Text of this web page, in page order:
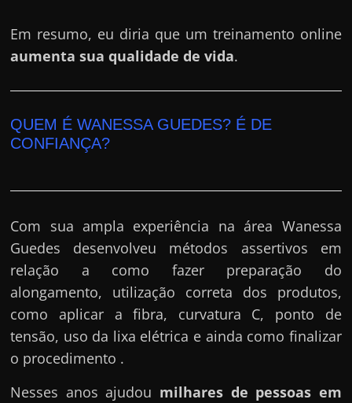
t
n
t
s
c
o
m
o
?
🤔
Em resumo, eu diria que um treinamento online
aumenta sua qualidade de vida.
QUEM É WANESSA GUEDES? É DE
CONFIANÇA?
Com sua ampla experiência na área Wanessa
Guedes desenvolveu métodos assertivos em
relação a como fazer preparação do
alongamento, utilização correta dos produtos,
como aplicar a fibra, curvatura C, ponto de
tensão, uso da lixa elétrica e ainda como finalizar
o procedimento .
Nesses anos ajudou milhares de pessoas em